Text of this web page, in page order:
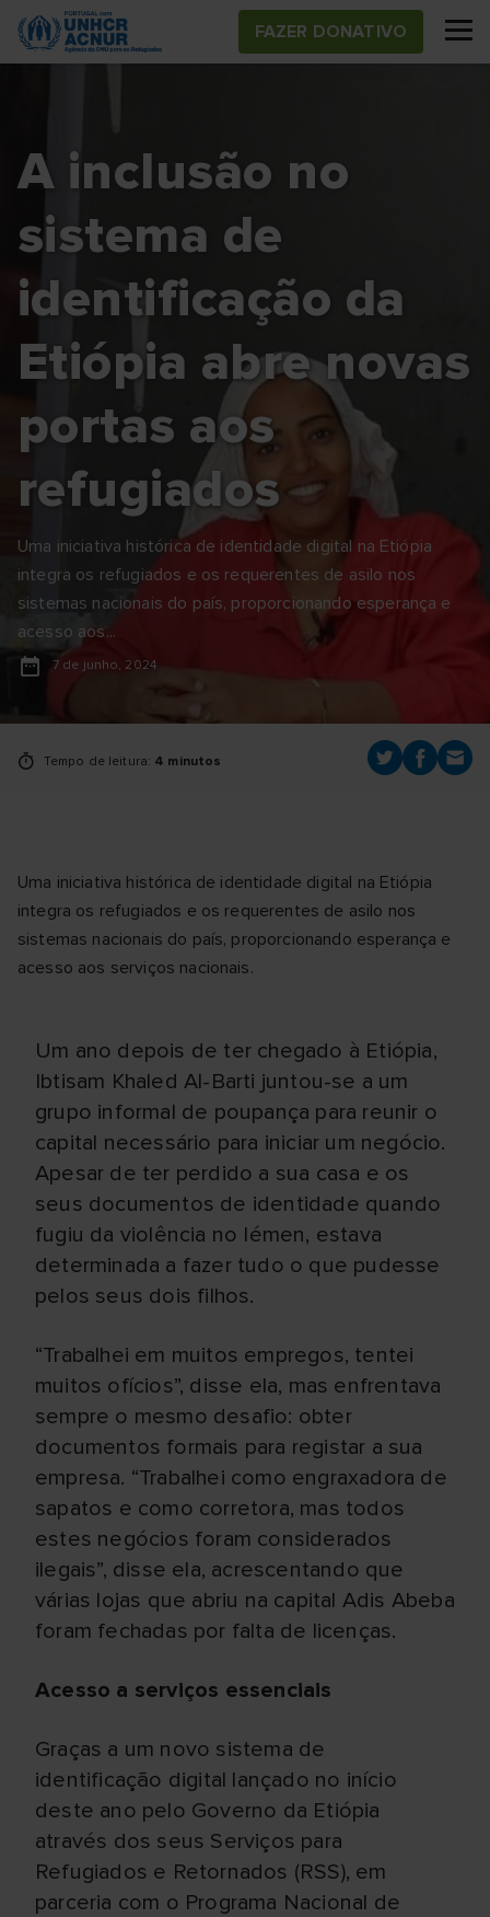
Skip
main
FAZER DONATIVO
A inclusão no
sistema de
identificação da
Etiópia abre novas
portas aos
refugiados
Uma iniciativa histórica de identidade digital na Etiópia
integra os refugiados e os requerentes de asilo nos
sistemas nacionais do país, proporcionando esperança e
acesso aos...
7 de junho, 2024
Tempo de leitura: 4 minutos
Uma iniciativa histórica de identidade digital na Etiópia
integra os refugiados e os requerentes de asilo nos
sistemas nacionais do país, proporcionando esperança e
acesso aos serviços nacionais.
Um ano depois de ter chegado à Etiópia,
Ibtisam Khaled Al-Barti juntou-se a um
grupo informal de poupança para reunir o
capital necessário para iniciar um negócio.
Apesar de ter perdido a sua casa e os
seus documentos de identidade quando
fugiu da violência no Iémen, estava
determinada a fazer tudo o que pudesse
pelos seus dois filhos.
“Trabalhei em muitos empregos, tentei
muitos ofícios”, disse ela, mas enfrentava
sempre o mesmo desafio: obter
documentos formais para registar a sua
empresa. “Trabalhei como engraxadora de
sapatos e como corretora, mas todos
estes negócios foram considerados
ilegais”, disse ela, acrescentando que
várias lojas que abriu na capital Adis Abeba
foram fechadas por falta de licenças.
Acesso a serviços essenciais
Graças a um novo sistema de
identificação digital lançado no início
deste ano pelo Governo da Etiópia
através dos seus Serviços para
Refugiados e Retornados (RSS), em
parceria com o Programa Nacional de